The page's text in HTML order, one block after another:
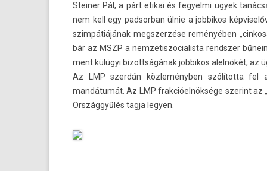
Stein­er Pál, a párt etikai és fegyel­mi ügyek
nem kell egy pad­sorban ülnie a job­bikos
szimpátiájának megszer­zése reményében
bár az MSZP a nem­zetis­zocialis­ta re­ndsz­er
ment külügyi bi­zottságának job­bikos alelnökét, az
Az LMP szerdán közleményben szólította fel
mandátumát. Az LMP frak­cióel­nöksége szerint
Országgyűlés tagja legy­en.